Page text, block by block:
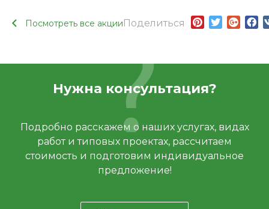
Посмотреть все акцииПоделиться
Нужна консультация?
Подробно расскажем о наших услугах, видах
работ и типовых проектах, рассчитаем
стоимость и подготовим индивидуальное
предложение!